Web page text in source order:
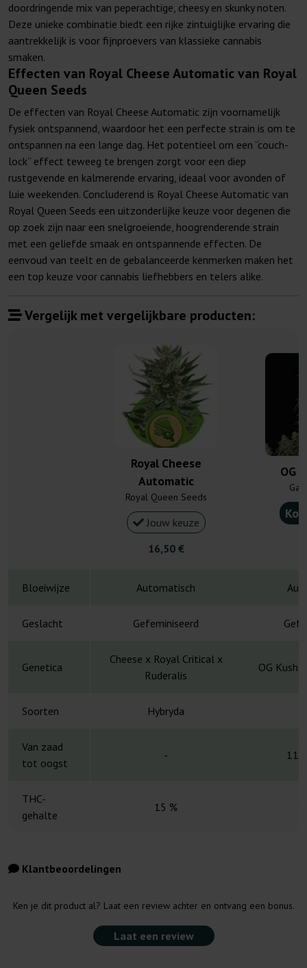
doordringende mix van peperachtige, cheesy en skunky noten.
Deze unieke combinatie biedt een rijke zintuiglijke ervaring die
aantrekkelijk is voor fijnproevers van klassieke cannabis
smaken.
Effecten van Royal Cheese Automatic van Royal
Queen Seeds
De effecten van Royal Cheese Automatic zijn voornamelijk
fysiek ontspannend, waardoor het een perfecte strain is om te
ontspannen na een lange dag. Het potentieel om een “couch-
lock” effect teweeg te brengen zorgt voor een diep
rustgevende en kalmerende ervaring, ideaal voor avonden of
luie weekenden. Concluderend is Royal Cheese Automatic van
Royal Queen Seeds een uitzonderlijke keuze voor degenen die
op zoek zijn naar een snelgroeiende, hoogrenderende strain
met een geliefde smaak en ontspannende effecten. De
eenvoud van teelt en de gebalanceerde kenmerken maken het
een top keuze voor cannabis liefhebbers en telers alike.
Vergelijk met vergelijkbare producten:
Royal Cheese
Automatic
Royal Queen Seeds
Jouw keuze
16,50 €
OG
Bloeiwijze Automatisch
Geslacht Gefeminiseerd
Genetica
Cheese x Royal Critical x
Ruderalis
OG Kush
Soorten Hybryda
Van zaad
tot oogst
- 11-
THC-
gehalte
15 %
Klantbeoordelingen
Ken je dit product al? Laat een review achter en ontvang een bonus.
Laat een review